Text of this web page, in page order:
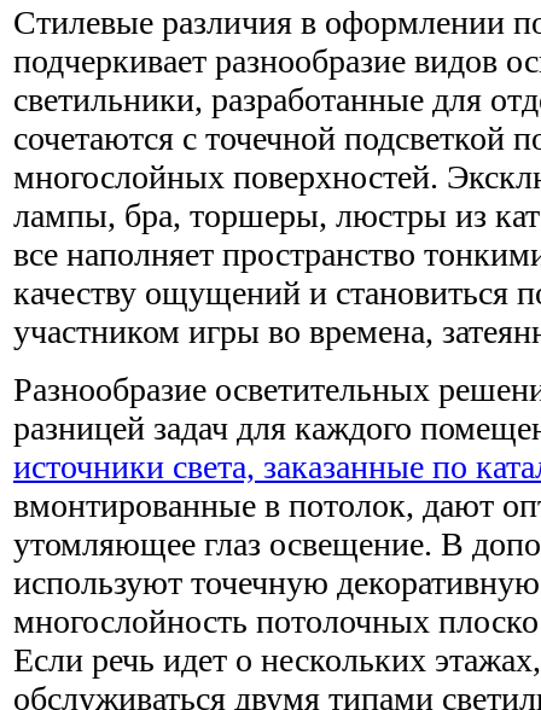
Стилевые различия в оформлении
подчеркивает разнообразие видов
светильники, разработанные для
сочетаются с точечной подсветкой
многослойных поверхностей.
лампы, бра, торшеры, люстры из
все наполняет пространство
качеству ощущений и становиться
участником игры во времена,
Разнообразие осветительных
разницей задач для каждого
источники света, заказанные по
вмонтированные в потолок, дают
утомляющее глаз освещение. В
используют точечную
многослойность потолочных
Если речь идет о нескольких
обслуживаться двумя типами